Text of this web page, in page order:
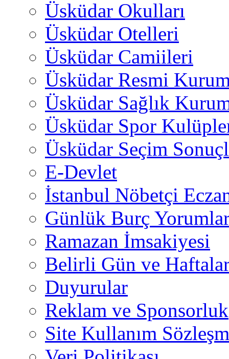
Üsküdar Okulları
Üsküdar Otelleri
Üsküdar Camiileri
Üsküdar Resmi
Üsküdar Sağlık
Üsküdar Spor
Üsküdar Seçim
E-Devlet
İstanbul Nöbetçi
Günlük Burç
Ramazan İmsakiyesi
Belirli Gün ve
Duyurular
Reklam ve Sponsorluk
Site Kullanım